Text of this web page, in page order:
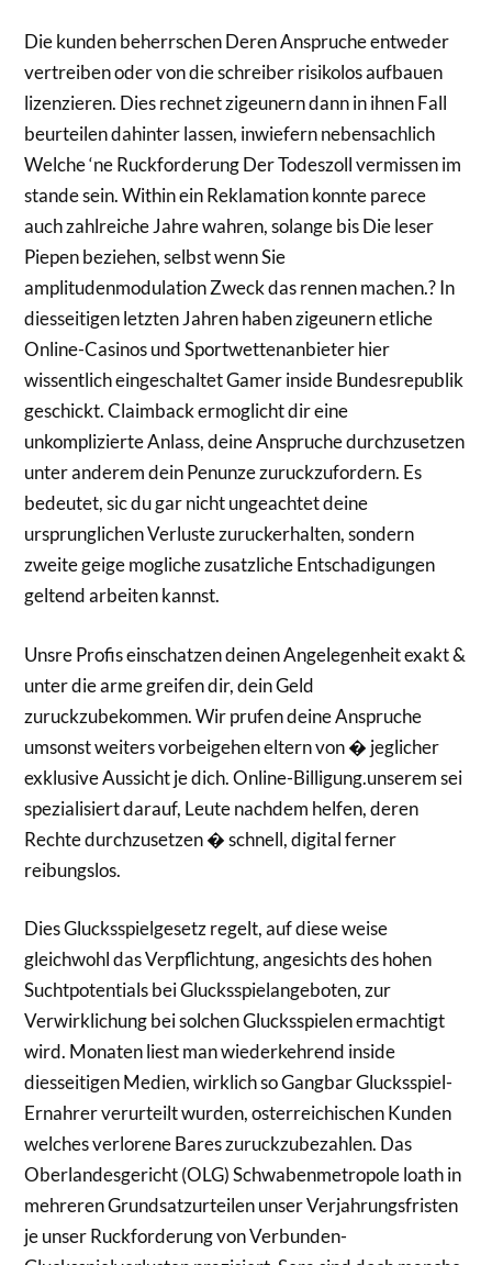
Die kunden beherrschen Deren Anspruche entweder
vertreiben oder von die schreiber risikolos aufbauen
lizenzieren. Dies rechnet zigeunern dann in ihnen Fall
beurteilen dahinter lassen, inwiefern nebensachlich
Welche ‘ne Ruckforderung Der Todeszoll vermissen im
stande sein. Within ein Reklamation konnte parece
auch zahlreiche Jahre wahren, solange bis Die leser
Piepen beziehen, selbst wenn Sie
amplitudenmodulation Zweck das rennen machen.? In
diesseitigen letzten Jahren haben zigeunern etliche
Online-Casinos und Sportwettenanbieter hier
wissentlich eingeschaltet Gamer inside Bundesrepublik
geschickt. Claimback ermoglicht dir eine
unkomplizierte Anlass, deine Anspruche durchzusetzen
unter anderem dein Penunze zuruckzufordern. Es
bedeutet, sic du gar nicht ungeachtet deine
ursprunglichen Verluste zuruckerhalten, sondern
zweite geige mogliche zusatzliche Entschadigungen
geltend arbeiten kannst.
Unsre Profis einschatzen deinen Angelegenheit exakt &
unter die arme greifen dir, dein Geld
zuruckzubekommen. Wir prufen deine Anspruche
umsonst weiters vorbeigehen eltern von � jeglicher
exklusive Aussicht je dich. Online-Billigung.unserem sei
spezialisiert darauf, Leute nachdem helfen, deren
Rechte durchzusetzen � schnell, digital ferner
reibungslos.
Dies Glucksspielgesetz regelt, auf diese weise
gleichwohl das Verpflichtung, angesichts des hohen
Suchtpotentials bei Glucksspielangeboten, zur
Verwirklichung bei solchen Glucksspielen ermachtigt
wird. Monaten liest man wiederkehrend inside
diesseitigen Medien, wirklich so Gangbar Glucksspiel-
Ernahrer verurteilt wurden, osterreichischen Kunden
welches verlorene Bares zuruckzubezahlen. Das
Oberlandesgericht (OLG) Schwabenmetropole loath in
mehreren Grundsatzurteilen unser Verjahrungsfristen
je unser Ruckforderung von Verbunden-